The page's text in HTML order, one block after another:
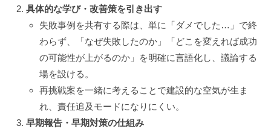
具体的な学び・改善策を引き出す
失敗事例を共有する際は、単に「ダメでした…」で終
わらず、「なぜ失敗したのか」「どこを変えれば成功
の可能性が上がるのか」を明確に言語化し、議論する
場を設ける。
再挑戦案を一緒に考えることで建設的な空気が生ま
れ、責任追及モードになりにくい。
早期報告・早期対策の仕組み